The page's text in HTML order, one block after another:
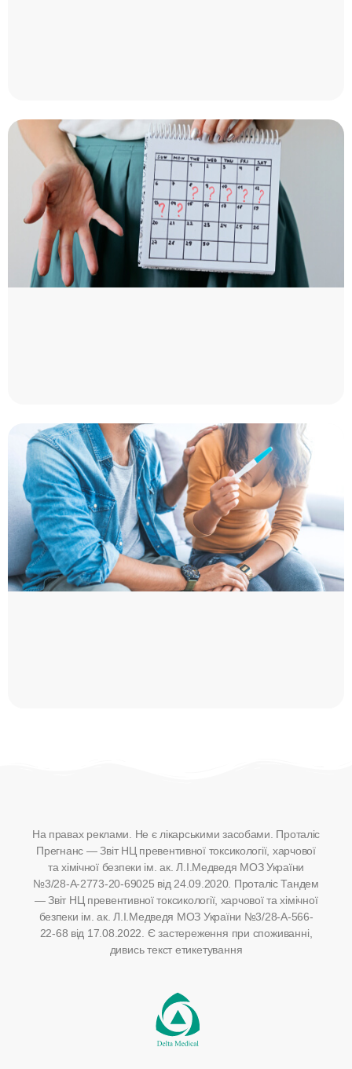
На правах реклами. Не є лікарськими засобами. Проталіс
Прегнанс — Звіт НЦ превентивної токсикології, харчової
та хімічної безпеки ім. ак. Л.І.Медведя МОЗ України
№3/28-А-2773-20-69025 від 24.09.2020. Проталіс Тандем
— Звіт НЦ превентивної токсикології, харчової та хімічної
безпеки ім. ак. Л.І.Медведя МОЗ України №3/28-А-566-
22-68 від 17.08.2022. Є застереження при споживанні,
дивись текст етикетування